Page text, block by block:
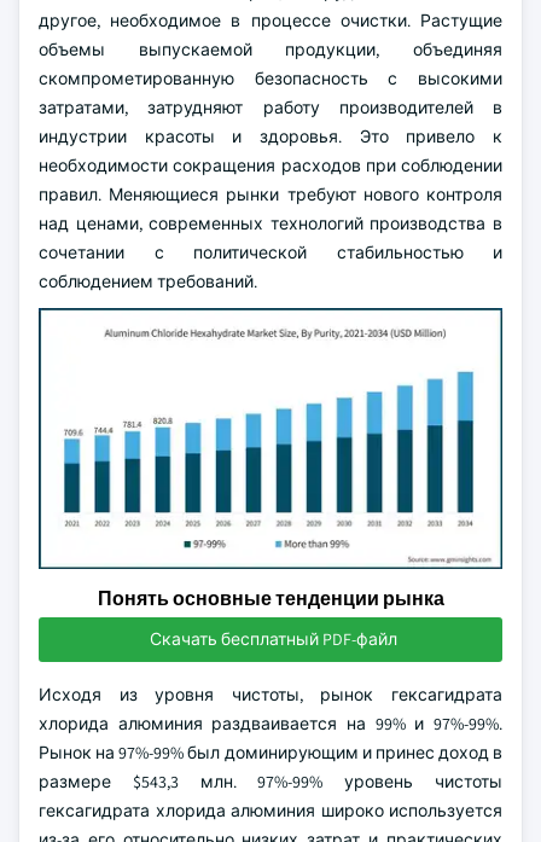
другое, необходимое в процессе очистки. Растущие
объемы выпускаемой продукции, объединяя
скомпрометированную безопасность с высокими
затратами, затрудняют работу производителей в
индустрии красоты и здоровья. Это привело к
необходимости сокращения расходов при соблюдении
правил. Меняющиеся рынки требуют нового контроля
над ценами, современных технологий производства в
сочетании с политической стабильностью и
соблюдением требований.
Понять основные тенденции рынка
Скачать бесплатный PDF-файл
Исходя из уровня чистоты, рынок гексагидрата
хлорида алюминия раздваивается на 99% и 97%-99%.
Рынок на 97%-99% был доминирующим и принес доход в
размере $543,3 млн. 97%-99% уровень чистоты
гексагидрата хлорида алюминия широко используется